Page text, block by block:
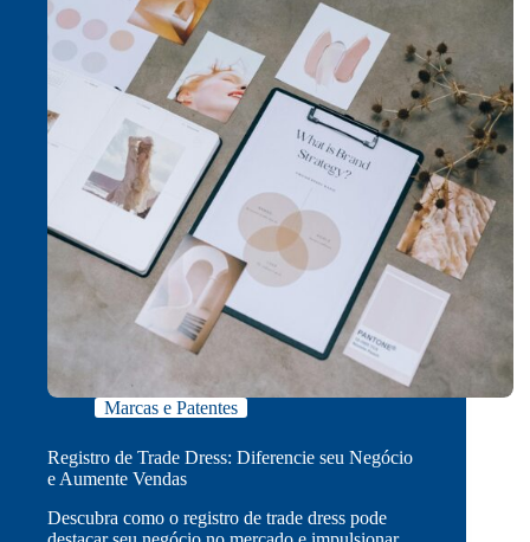
Marcas e Patentes
Registro de Trade Dress: Diferencie seu Negócio
e Aumente Vendas
Descubra como o registro de trade dress pode